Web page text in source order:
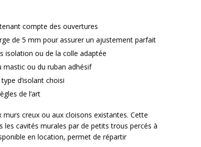
compte des ouvertures
de 5 mm pour assurer un ajustement parfait
isolation ou de la colle adaptée
mastic ou du ruban adhésif
d’isolant choisi
de l’art
creux ou aux cloisons existantes. Cette
les cavités murales par de petits trous percés à
en location, permet de répartir